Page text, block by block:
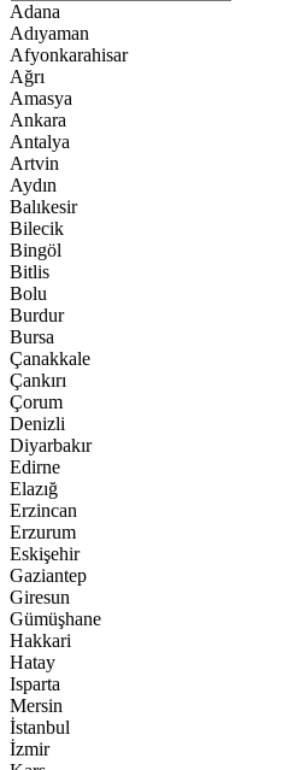
Adana
Adıyaman
Afyonkarahisar
Ağrı
Amasya
Ankara
Antalya
Artvin
Aydın
Balıkesir
Bilecik
Bingöl
Bitlis
Bolu
Burdur
Bursa
Çanakkale
Çankırı
Çorum
Denizli
Diyarbakır
Edirne
Elazığ
Erzincan
Erzurum
Eskişehir
Gaziantep
Giresun
Gümüşhane
Hakkari
Hatay
Isparta
Mersin
İstanbul
İzmir